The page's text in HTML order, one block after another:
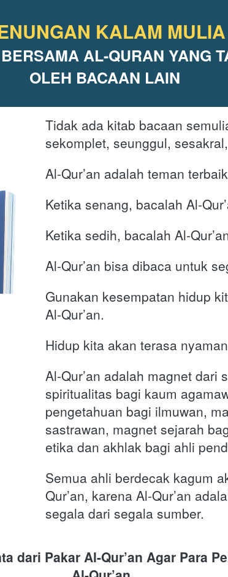
KALAM MULIA
AL-QURAN YANG
OLEH BACAAN LAIN
Tidak ada kitab bacaan
Al-Qur’an adalah teman
Ketika senang, bacalah Al-
Ketika sedih, bacalah Al-
Gunakan kesempatan hidup
Al-Qur’an.
Hidup kita akan terasa
Al-Qur’an adalah magnet dari
spiritualitas bagi kaum
pengetahuan bagi ilmuwan,
sastrawan, magnet sejarah
etika dan akhlak bagi ahli
Semua ahli berdecak kagum
Qur’an, karena Al-Qur’an
segala dari segala sumber.
dari Pakar Al-Qur’an Agar Para